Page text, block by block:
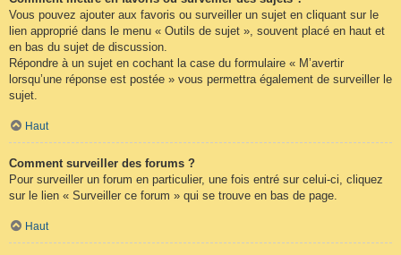
Vous pouvez ajouter aux favoris ou surveiller un sujet en cliquant sur le
lien approprié dans le menu « Outils de sujet », souvent placé en haut et
en bas du sujet de discussion.
Répondre à un sujet en cochant la case du formulaire « M’avertir
lorsqu’une réponse est postée » vous permettra également de surveiller le
sujet.
Haut
Comment surveiller des forums ?
Pour surveiller un forum en particulier, une fois entré sur celui-ci, cliquez
sur le lien « Surveiller ce forum » qui se trouve en bas de page.
Haut